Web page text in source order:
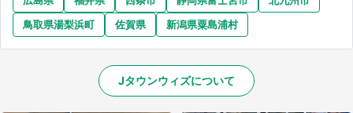
鳥取県湯梨浜町
佐賀県 新潟県粟島浦村
Jタウンウィズについて